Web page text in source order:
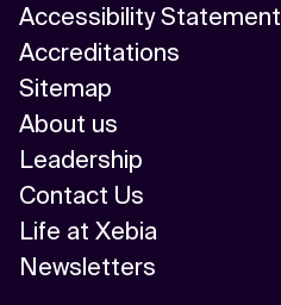
Accessibility Statement
Accreditations
Sitemap
About us
Leadership
Contact Us
Life at Xebia
Newsletters